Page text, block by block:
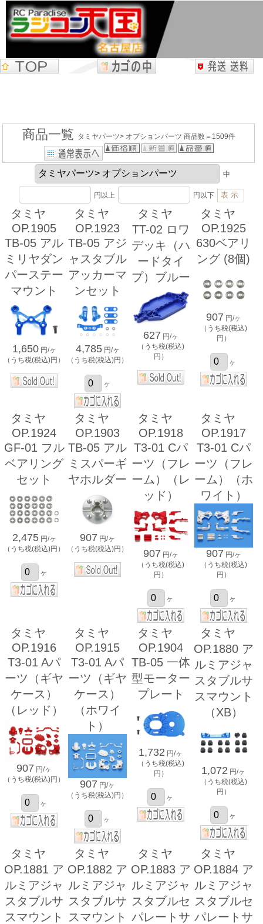
商品一覧 タミヤパーツ> オプションパーツ 商品数＝1509件
中
円以上 円以下
タミヤ
OP.1905
TB-05 アル
ミリヤダン
パーステー
マウント
1,650 円/ヶ
（うち税(税込)円）
タミヤ
OP.1923
TB-05 アジ
ャスタブル
アッカーマ
ンセット
4,785 円/ヶ
（うち税(税込)円）
ヶ
タミヤ
TT-02 ロワ
デッキ（ハ
ードタイ
プ）ブルー
627 円/ヶ
（うち税(税込)
円）
タミヤ
OP.1925
630ベアリ
ング (8個)
907 円/ヶ
（うち税(税込)
円）
ヶ
タミヤ
OP.1924
GF-01 フル
ベアリング
セット
2,475 円/ヶ
（うち税(税込)円）
ヶ
タミヤ
OP.1903
TB-05 アル
ミスパーギ
ヤホルダー
907 円/ヶ
（うち税(税込)円）
タミヤ
OP.1918
T3-01 Cパ
ーツ（フレ
ーム）（レ
ッド）
907 円/ヶ
（うち税(税込)
円）
ヶ
タミヤ
OP.1917
T3-01 Cパ
ーツ（フレ
ーム）（ホ
ワイト）
907 円/ヶ
（うち税(税込)
円）
ヶ
タミヤ
OP.1916
T3-01 Aパ
ーツ（ギヤ
ケース）
（レッド）
907 円/ヶ
（うち税(税込)円）
ヶ
タミヤ
OP.1915
T3-01 Aパ
ーツ（ギヤ
ケース）
（ホワイ
ト）
907 円/ヶ
（うち税(税込)円）
ヶ
タミヤ
OP.1904
TB-05 一体
型モーター
プレート
1,732 円/ヶ
（うち税(税込)
円）
ヶ
タミヤ
OP.1880 ア
ルミアジャ
スタブルサ
スマウント
（XB）
1,072 円/ヶ
（うち税(税込)
円）
ヶ
タミヤ
OP.1881 ア
ルミアジャ
スタブルサ
スマウント
タミヤ
OP.1882 ア
ルミアジャ
スタブルサ
スマウント
タミヤ
OP.1883 ア
ルミアジャ
スタブルセ
パレートサ
タミヤ
OP.1884 ア
ルミアジャ
スタブルセ
パレートサ